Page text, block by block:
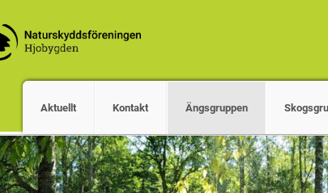
Aktuellt Kontakt Ängsgruppen